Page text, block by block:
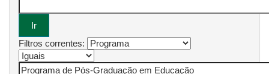
Filtros correntes: